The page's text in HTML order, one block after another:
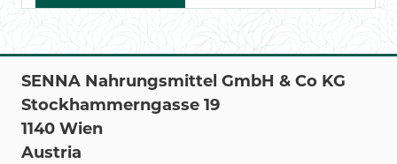
SENNA Nahrungsmittel GmbH & Co KG
Stockhammerngasse 19
1140 Wien
Austria